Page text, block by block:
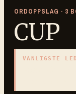
ORDOPPSLAG · 3
CUP
VANLIGSTE